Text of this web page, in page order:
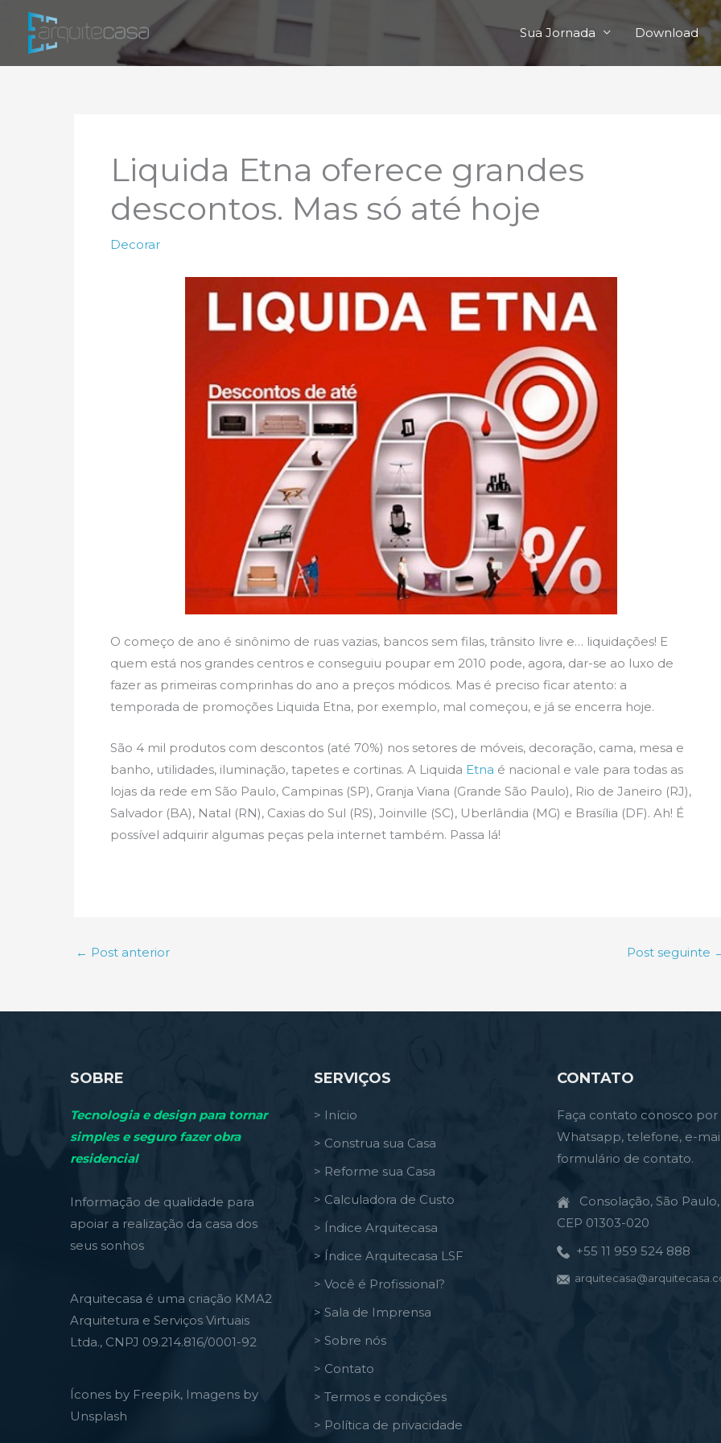
Sua Jornada Download
Liquida Etna oferece grandes
descontos. Mas só até hoje
Decorar
O começo de ano é sinônimo de ruas vazias, bancos sem filas, trânsito livre e… liquidações! E
quem está nos grandes centros e conseguiu poupar em 2010 pode, agora, dar-se ao luxo de
fazer as primeiras comprinhas do ano a preços módicos. Mas é preciso ficar atento: a
temporada de promoções Liquida Etna, por exemplo, mal começou, e já se encerra hoje.
São 4 mil produtos com descontos (até 70%) nos setores de móveis, decoração, cama, mesa e
banho, utilidades, iluminação, tapetes e cortinas. A Liquida Etna é nacional e vale para todas as
lojas da rede em São Paulo, Campinas (SP), Granja Viana (Grande São Paulo), Rio de Janeiro (RJ),
Salvador (BA), Natal (RN), Caxias do Sul (RS), Joinville (SC), Uberlândia (MG) e Brasília (DF). Ah! É
possível adquirir algumas peças pela internet também. Passa lá!
← Post anterior Post seguinte
SOBRE
Tecnologia e design para tornar
simples e seguro fazer obra
residencial
Informação de qualidade para
apoiar a realização da casa dos
seus sonhos
Arquitecasa é uma criação KMA2
Arquitetura e Serviços Virtuais
Ltda., CNPJ 09.214.816/0001-92
Ícones by Freepik, Imagens by
Unsplash
SERVIÇOS
> Início
> Construa sua Casa
> Reforme sua Casa
> Calculadora de Custo
> Índice Arquitecasa
> Índice Arquitecasa LSF
> Você é Profissional?
> Sala de Imprensa
> Sobre nós
> Contato
> Termos e condições
> Política de privacidade
CONTATO
Faça contato conosco por
Whatsapp, telefone, e-
formulário de contato.
Consolação, São Paulo,
CEP 01303-020
+55 11 959 524 888